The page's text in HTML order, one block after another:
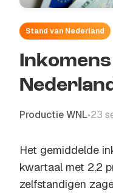
Stand van Nederland
Productie WNL•23
Het gemiddelde
kwartaal met 2,2
zelfstandigen